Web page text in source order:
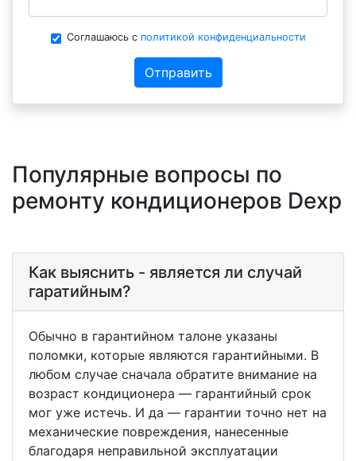
Соглашаюсь с политикой конфиденциальности
Отправить
Популярные вопросы по
ремонту кондиционеров Dexp
Как выяснить - является ли случай
гаратийным?
Обычно в гарантийном талоне указаны
поломки, которые являются гарантийными. В
любом случае сначала обратите внимание на
возраст кондиционера — гарантийный срок
мог уже истечь. И да — гарантии точно нет на
механические повреждения, нанесенные
благодаря неправильной эксплуатации